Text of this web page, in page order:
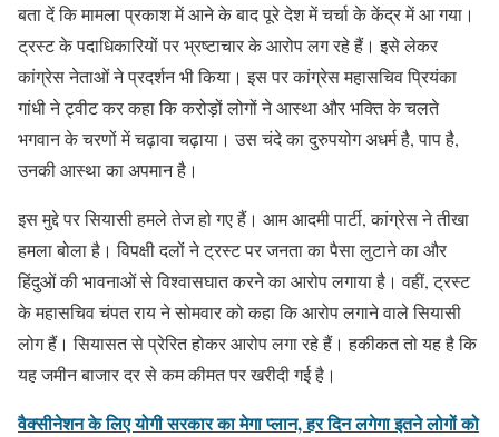
बता दें कि मामला प्रकाश में आने के बाद पूरे देश में चर्चा के केंद्र में आ गया।
ट्रस्ट के पदाधिकारियों पर भ्रष्टाचार के आरोप लग रहे हैं। इसे लेकर
कांग्रेस नेताओं ने प्रदर्शन भी किया। इस पर कांग्रेस महासचिव प्रियंका
गांधी ने ट्वीट कर कहा कि करोड़ों लोगों ने आस्था और भक्ति के चलते
भगवान के चरणों में चढ़ावा चढ़ाया। उस चंदे का दुरुपयोग अधर्म है, पाप है,
उनकी आस्था का अपमान है।
इस मुद्दे पर सियासी हमले तेज हो गए हैं। आम आदमी पार्टी, कांग्रेस ने तीखा
हमला बोला है। विपक्षी दलों ने ट्रस्ट पर जनता का पैसा लुटाने का और
हिंदुओं की भावनाओं से विश्वासघात करने का आरोप लगाया है। वहीं, ट्रस्ट
के महासचिव चंपत राय ने सोमवार को कहा कि आरोप लगाने वाले सियासी
लोग हैं। सियासत से प्रेरित होकर आरोप लगा रहे हैं। हकीकत तो यह है कि
यह जमीन बाजार दर से कम कीमत पर खरीदी गई है।
वैक्सीनेशन के लिए योगी सरकार का मेगा प्लान, हर दिन लगेगा इतने लोगों को